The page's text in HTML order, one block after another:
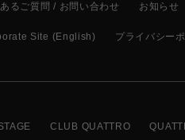
るご質問 / お問い合わせ お知らせ
Site (English) プライバシー
CLUB QUATTRO